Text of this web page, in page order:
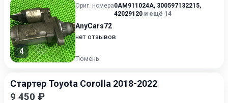
4
Ориг. номера0AM911024A, 300597132215,
42029120 и ещё 14
AnyCars72
нет отзывов
Тюмень
Стартер Toyota Corolla 2018-2022
9 450 ₽